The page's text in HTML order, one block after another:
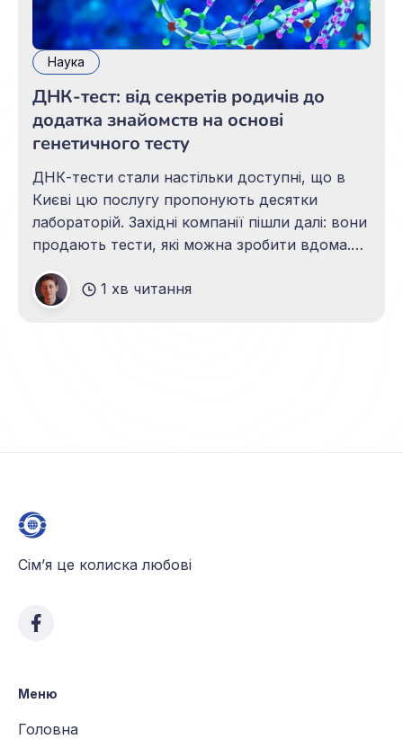
Наука
ДНК-тест: від секретів родичів до
додатка знайомств на основі
генетичного тесту
ДНК-тести стали настільки доступні, що в
Києві цю послугу пропонують десятки
лабораторій. Західні компанії пішли далі: вони
продають тести, які можна зробити вдома.
аналіз — всього лише зразок слини. Тепер
кожен може пролити світло на сімейні
1 хв читання
Сім’я це колиска любові
Меню
Головна